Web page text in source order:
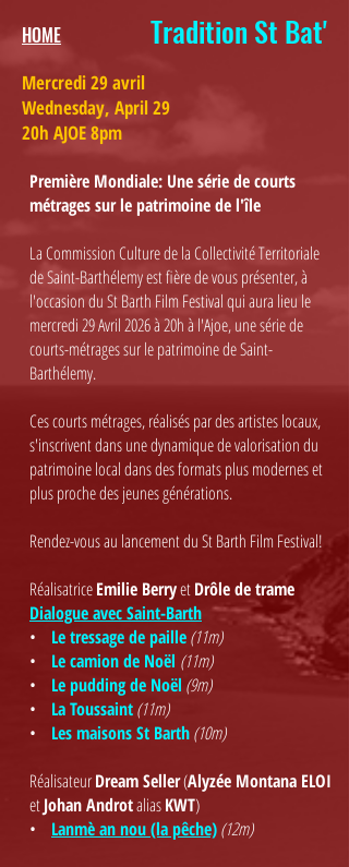
HOME Tradition St Bat'
Mercredi 29 avril
Wednesday, April 29
20h AJOE 8pm​
Première Mondiale: Une série de courts
métrages sur le patrimoine de l'île
La Commission Culture de la Collectivité Territoriale
de Saint-Barthélemy est fière de vous présenter, à
l'occasion du St Barth Film Festival qui aura lieu le
mercredi 29 Avril 2026 à 20h à l'Ajoe, une série de
courts-métrages sur le patrimoine de Saint-
Barthélemy.
Ces courts métrages, réalisés par des artistes locaux,
s'inscrivent dans une dynamique de valorisation du
patrimoine local dans des formats plus modernes et
plus proche des jeunes générations.
Rendez-vous au lancement du St Barth Film Festival!
​RéalisatriceEmilie BerryetDrôle de trame
Dialogue avec Saint-Barth
• Le tressage de paille(11m)
• Le camion de Noël (11m)
• Le pudding de Noël (9m)
• La Toussaint(11m)
• Les maisons St Barth(10m)
RéalisateurDream Seller(Alyzée Montana ELOI
etJohan AndrotaliasKWT)
• Lanmè an nou (la pêche)(12m)